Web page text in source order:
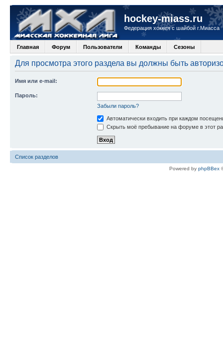
hockey-miass.ru
Федерация хоккея с шайбой г.Миасса
Главная Форум Пользователи Команды Сезоны
Для просмотра этого раздела вы должны быть
Имя или e-mail:
Пароль:
Забыли пароль?
Автоматически входить при каждом
Скрыть моё пребывание на форуме в этот
Список разделов
Powered by phpBBex